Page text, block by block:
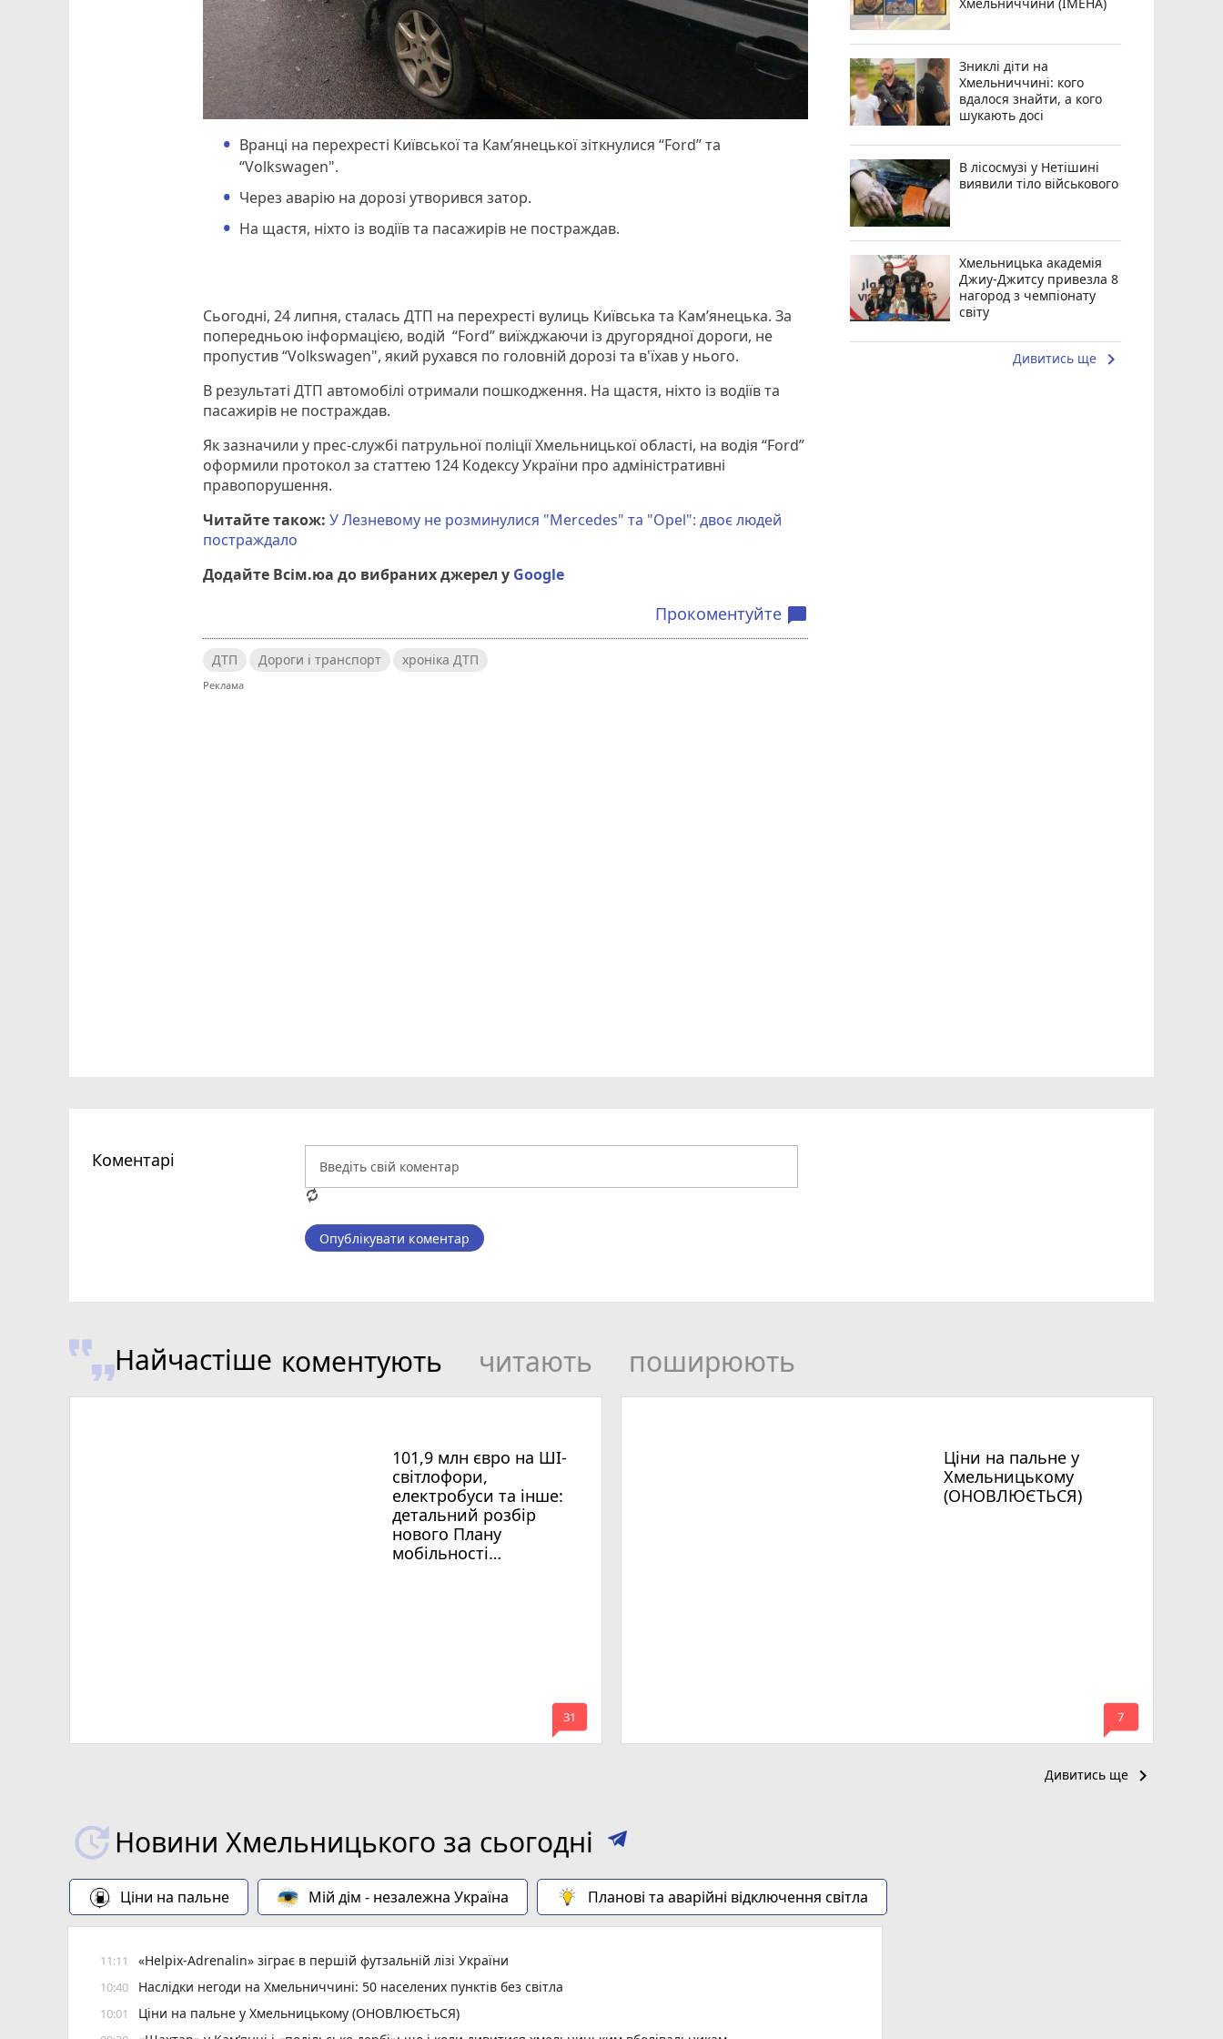
Вранці на перехресті Київської та Кам’янецької зіткнулися “Ford” та
“Volkswagen".
Через аварію на дорозі утворився затор.
На щастя, ніхто із водіїв та пасажирів не постраждав.
Сьогодні, 24 липня, сталась ДТП на перехресті вулиць Київська та Кам’янецька. За
попередньою інформацією, водій “Ford” виїжджаючи із другорядної дороги, не
пропустив “Volkswagen", який рухався по головній дорозі та в'їхав у нього.
В результаті ДТП автомобілі отримали пошкодження. На щастя, ніхто із водіїв та
пасажирів не постраждав.
Як зазначили у прес-службі патрульної поліції Хмельницької області, на водія “Ford”
оформили протокол за статтею 124 Кодексу України про адміністративні
правопорушення.
Читайте також:У Лезневому не розминулися "Merсedes" та "Opel": двоє людей
постраждало
Додайте Всім.юа до вибраних джерел у Google
Прокоментуйте chat_bubble
ДТП Дороги і транспорт хроніка ДТП
Зниклі діти на
Хмельниччині: кого
вдалося знайти, а кого
шукають досі
В лісосмузі у Нетішині
виявили тіло військового
Хмельницька академія
Джиу-Джитсу привезла 8
нагород з чемпіонату
світу
Дивитись ще keyboard_arrow_right
Коментарі
Опублікувати коментар
Найчастіше коментують читають поширюють
101,9 млн євро на ШІ-
світлофори,
електробуси та інше:
детальний розбір
нового Плану
мобільності
mode_comment
31
Ціни на пальне у
Хмельницькому
(ОНОВЛЮЄТЬСЯ)
mode_comment
7
Дивитись ще keyboard_arrow_right
Новини Хмельницького за сьогодні
Ціни на пальне Мій дім - незалежна Україна Планові та аварійні відключення світла
11:11 «Helpix-Adrenalin» зіграє в першій футзальній лізі України
10:40 Наслідки негоди на Хмельниччині: 50 населених пунктів без світла
10:01 Ціни на пальне у Хмельницькому (ОНОВЛЮЄТЬСЯ)